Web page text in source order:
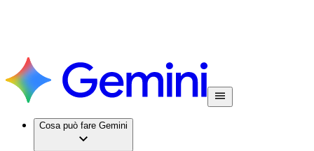
Cosa può fare Gemini